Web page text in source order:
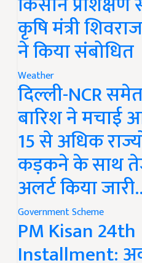
कृषि मंत्री
ने किया संबोधित
Weather
दिल्ली-NCR
बारिश ने मचाई
15 से अधिक
कड़कने के साथ
अलर्ट किया जारी..
Government Scheme
PM Kisan 24th
Installment: